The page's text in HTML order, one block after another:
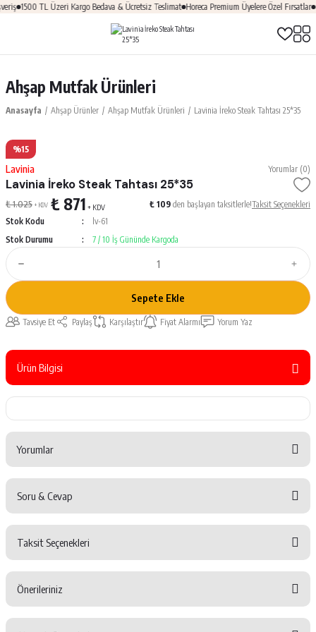
1500 TL Üzeri Kargo Bedava & Ücretsiz Teslimat Horeca Premium Üyelere Özel Fırsatlar
Ahşap Mutfak Ürünleri
Anasayfa Ahşap Ürünler Ahşap Mutfak Ürünleri Lavinia İreko Steak Tahtası 25*35
%15
Lavinia Yorumlar (0)
Lavinia İreko Steak Tahtası 25*35
₺ 1.025 + KDV ₺ 871 + KDV ₺ 109 den başlayan taksitlerle!Taksit Seçenekleri
Stok Kodu
lv-61
Stok Durumu
7 / 10 İş Gününde Kargoda
Sepete Ekle
Tavsiye Et Paylaş Karşılaştır Fiyat Alarmı Yorum Yaz
Ürün Bilgisi
Yorumlar
Yorum Yaz
Soru & Cevap
Soru Sor
Taksit Seçenekleri
Önerileriniz